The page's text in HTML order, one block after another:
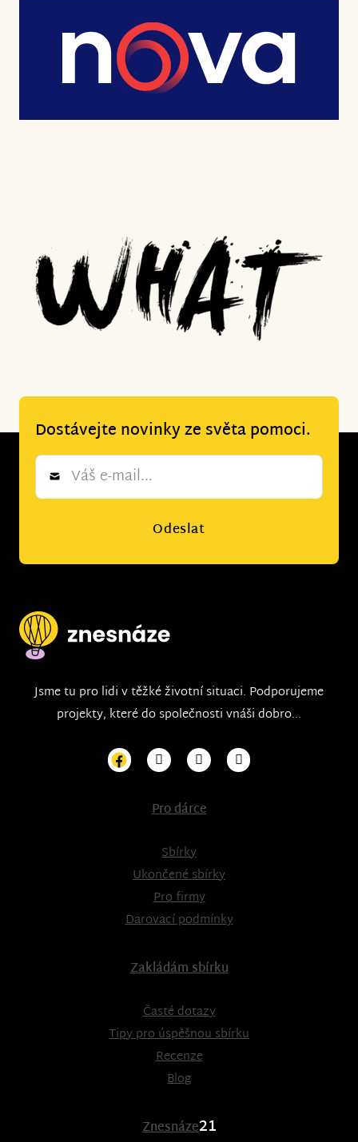
Dostávejte novinky ze světa pomoci.
Newsletter
Odeslat
Jsme tu pro lidi v těžké životní situaci. Podporujeme
projekty, které do společnosti vnáši dobro...
Pro dárce
Sbírky
Ukončené sbírky
Pro firmy
Darovací podmínky
Zakládám sbírku
Časté dotazy
Tipy pro úspěšnou sbírku
Recenze
Blog
Znesnáze21